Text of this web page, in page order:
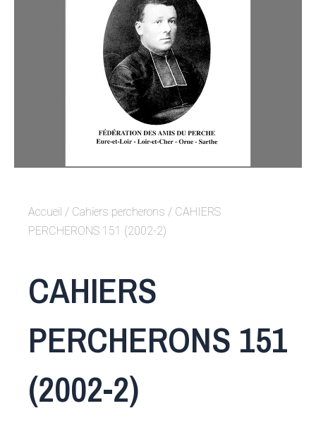
Accueil / Cahiers percherons / CAHIERS
PERCHERONS 151 (2002-2)
CAHIERS
PERCHERONS 151
(2002-2)